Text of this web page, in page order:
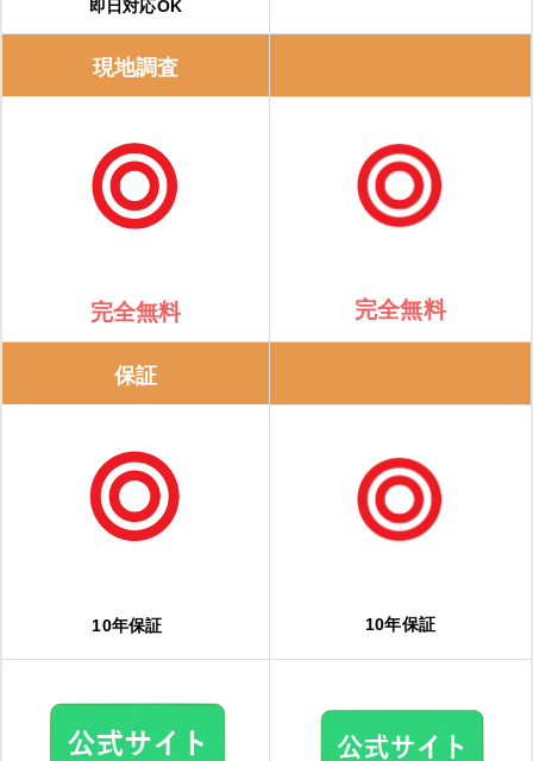
保証内容を確認する
エコキュートの修理費用と交換費用の相場
エコキュートの修理費用の相場
エコキュートに交換するとどのくらいお得になる？？
夜間電力の活用でさらにお得
パナソニック
即日対応OK
現地調査
完全無料 完全無料
保証
10年保証 10年保証